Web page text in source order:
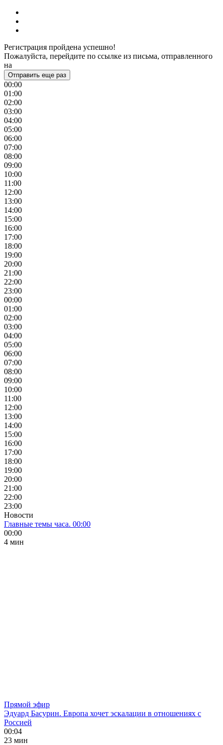
Регистрация пройдена успешно!
Пожалуйста, перейдите по ссылке из письма, отправленного
на
Отправить еще раз
00:00
01:00
02:00
03:00
04:00
05:00
06:00
07:00
08:00
09:00
10:00
11:00
12:00
13:00
14:00
15:00
16:00
17:00
18:00
19:00
20:00
21:00
22:00
23:00
00:00
01:00
02:00
03:00
04:00
05:00
06:00
07:00
08:00
09:00
10:00
11:00
12:00
13:00
14:00
15:00
16:00
17:00
18:00
19:00
20:00
21:00
22:00
23:00
Новости
Главные темы часа. 00:00
00:00
4 мин
Прямой эфир
Эдуард Басурин. Европа хочет эскалации в отношениях с
Россией
00:04
23 мин